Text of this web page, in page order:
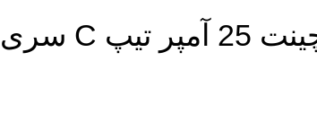
کلید مینیاتوری تک پل چینت 25 آمپر تیپ C سری